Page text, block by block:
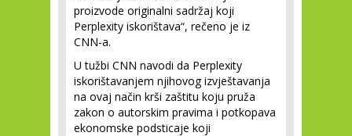
proizvode originalni sadržaj koji
Perplexity iskorištava“, rečeno je iz
CNN-a.
U tužbi CNN navodi da Perplexity
iskorištavanjem njihovog izvještavanja
na ovaj način krši zaštitu koju pruža
zakon o autorskim pravima i potkopava
ekonomske podsticaje koji